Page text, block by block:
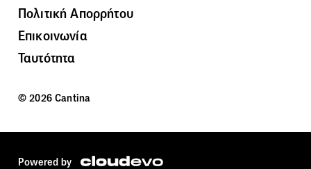
Πολιτική Απορρήτου
Επικοινωνία
Ταυτότητα
© 2026 Cantina
Powered by